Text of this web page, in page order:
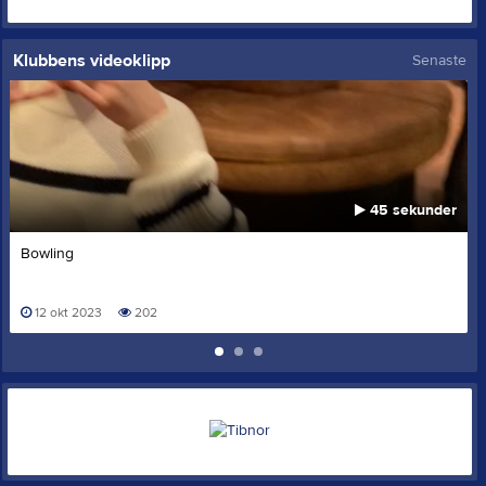
Klubbens videoklipp Senaste
45 sekunder
Bowling
12 okt 2023 202